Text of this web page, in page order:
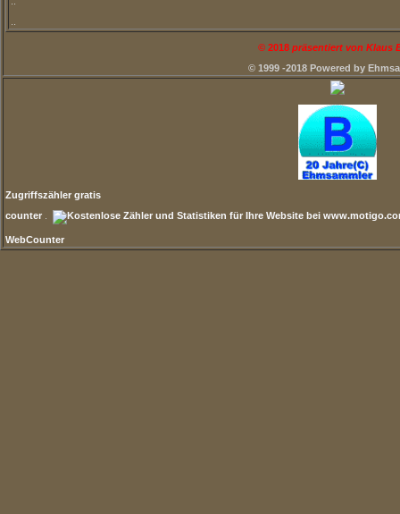
© 2018 präsentiert von Klaus
© 1999 -2018 Powered by
Zugriffszähler gratis
counter
WebCounter